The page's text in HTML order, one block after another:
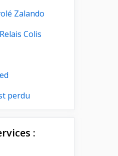
Zalando
Colis
perdu
: